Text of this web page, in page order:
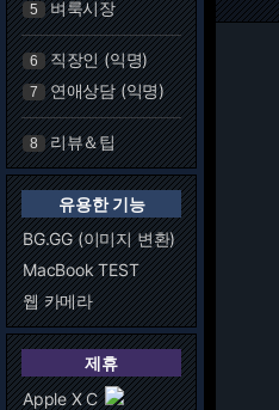
5 벼룩시장
6 직장인 (익명)
7 연애상담 (익명)
8 리뷰＆팁
유용한 기능
BG.GG (이미지 변환)
MacBook TEST
웹 카메라
제휴
Apple X C